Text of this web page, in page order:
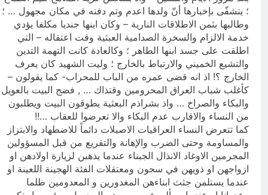
؛ يتشفّى بإخبارها أنّ ولدها اعدم وتم دفنه في مكان مجهول … ؛
وطالبها بثمن الاطلاقات النارية – وكان ابنها جنديا مكلفا يؤدي
خدمة الالزام والسخرة الصدامية العبثية وقت اعتقاله – التي
اطلقت على جسد ابنها الطاهر ؛ وكالعادة كانت التهمة التدين
والتشيع الخميني والارتباط بالخارج ؛ وليت الشهيد كان يعرف
الخارج ؟! اذ انه قضى عمره من الباب للمحراب- كما يقولون –
كأغلب شباب العراق المحرومين وقتذاك … , فضج البيت بالعويل
والبكاء والصراخ … واذ بشراذم البعثية يطوقون البيت ويطلبون
من النساء والاقارب عدم البكاء والا تعرضوا للعقاب …!!
كما تتعرض النساء العراقيات الاصيلات دائماً للاضطهاد والابتزاز
والمساومة وحتى الضرب والإهانة والتقريع من قبل المسؤولين
المجرمين الاوغاد الانذال الجبناء عندما يذهبن لزيارة اولادهن او
ازواجهن او ذويهن في سجون ومعتقلات الفئة الهجينة اللعينة او
عندما يستلمن جثث ابناءهن المغدورين و المعدومين ظلما